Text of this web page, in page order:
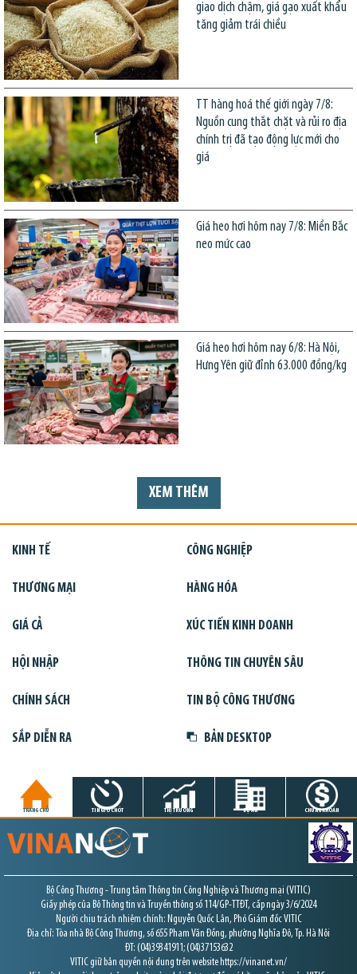
giao dịch chậm, giá gạo xuất khẩu
tăng giảm trái chiều
TT hàng hoá thế giới ngày 7/8:
Nguồn cung thắt chặt và rủi ro địa
chính trị đã tạo động lực mới cho
giá
Giá heo hơi hôm nay 7/8: Miền Bắc
neo mức cao
Giá heo hơi hôm nay 6/8: Hà Nội,
Hưng Yên giữ đỉnh 63.000 đồng/kg
XEM THÊM
KINH TẾ CÔNG NGHIỆP
THƯƠNG MẠI HÀNG HÓA
GIÁ CẢ XÚC TIẾN KINH DOANH
HỘI NHẬP THÔNG TIN CHUYÊN SÂU
CHÍNH SÁCH TIN BỘ CÔNG THƯƠNG
SẮP DIỄN RA BẢN DESKTOP
TRANG CHỦ TIN GIỜ CHÓT THỊ TRƯỜNG DỰ ÁN CHỨNG KHOÁN
Bộ Công Thương - Trung tâm Thông tin Công Nghiệp và Thương mại (VITIC)
Giấy phép của Bộ Thông tin và Truyền thông số 114/GP-TTĐT, cấp ngày 3/6/2024
Người chịu trách nhiệm chính: Nguyễn Quốc Lân, Phó Giám đốc VITIC
Địa chỉ: Tòa nhà Bộ Công Thương, số 655 Phạm Văn Đồng, phường Nghĩa Đô, Tp. Hà Nội
ĐT: (04)39341911; (04)37153632
VITIC giữ bản quyền nội dung trên website https://vinanet.vn/